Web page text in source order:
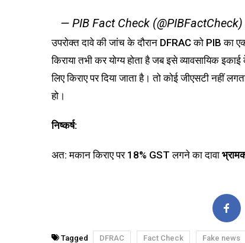
— PIB Fact Check (@PIBFactCheck)
उपरोक्त दावे की जांच के दौरान DFRAC को PIB का
किराया तभी कर योग्य होता है जब इसे व्यावसायिक
लिए किराए पर दिया जाता है। तो कोई जीएसटी नहीं
हो।
निष्कर्ष:
अत: मकान किराए पर 18% GST लगने का दावा
Tagged DFRAC Fact Check Fake news